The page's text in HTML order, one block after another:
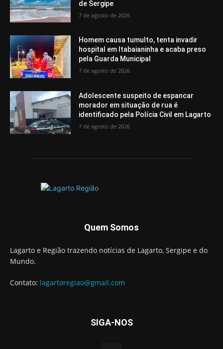
de Sergipe
7 de agosto de 2026
Homem causa tumulto, tenta invadir
hospital em Itabaianinha e acaba preso
pela Guarda Municipal
7 de agosto de 2026
Adolescente suspeito de espancar
morador em situação de rua é
identificado pela Polícia Civil em Lagarto
7 de agosto de 2026
Quem Somos
Lagarto e Região trazendo notícias de Lagarto, Sergipe e do
Mundo.
Contato: lagartoregiao@gmail.com
SIGA-NOS